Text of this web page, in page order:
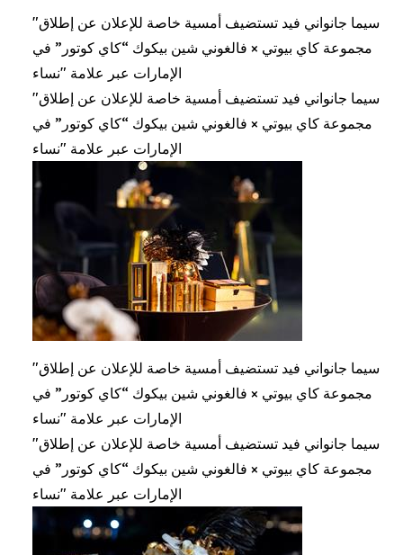
"سيما جانواني فيد تستضيف أمسية خاصة للإعلان عن إطلاق
مجموعة كاي بيوتي × فالغوني شين بيكوك “كاي كوتور” في
الإمارات عبر علامة "نساء
"سيما جانواني فيد تستضيف أمسية خاصة للإعلان عن إطلاق
مجموعة كاي بيوتي × فالغوني شين بيكوك “كاي كوتور” في
الإمارات عبر علامة "نساء
"سيما جانواني فيد تستضيف أمسية خاصة للإعلان عن إطلاق
مجموعة كاي بيوتي × فالغوني شين بيكوك “كاي كوتور” في
الإمارات عبر علامة "نساء
"سيما جانواني فيد تستضيف أمسية خاصة للإعلان عن إطلاق
مجموعة كاي بيوتي × فالغوني شين بيكوك “كاي كوتور” في
الإمارات عبر علامة "نساء